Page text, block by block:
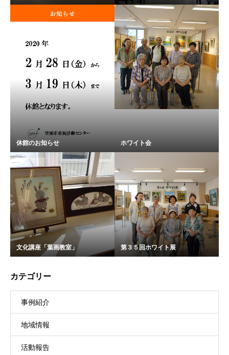
休館のお知らせ ホワイト会
文化講座「葉画教室」 第３５回ホワイト展
カテゴリー
事例紹介
地域情報
活動報告